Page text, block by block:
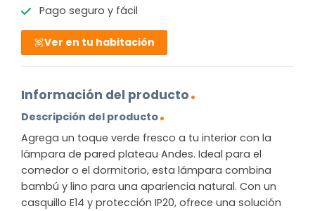
Pago seguro y fácil
Ver en tu habitación
Información del producto
Descripción del producto
Agrega un toque verde fresco a tu interior con la
lámpara de pared plateau Andes. Ideal para el
comedor o el dormitorio, esta lámpara combina
bambú y lino para una apariencia natural. Con un
casquillo E14 y protección IP20, ofrece una solución